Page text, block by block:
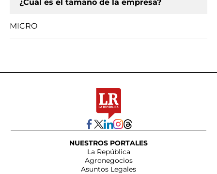
¿Cuál es el tamaño de la empresa?
MICRO
NUESTROS PORTALES
La República
Agronegocios
Asuntos Legales